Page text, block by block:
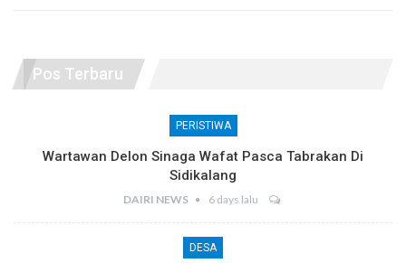
Pos Terbaru
PERISTIWA
Wartawan Delon Sinaga Wafat Pasca Tabrakan Di
Sidikalang
DAIRI NEWS 6 days lalu
DESA